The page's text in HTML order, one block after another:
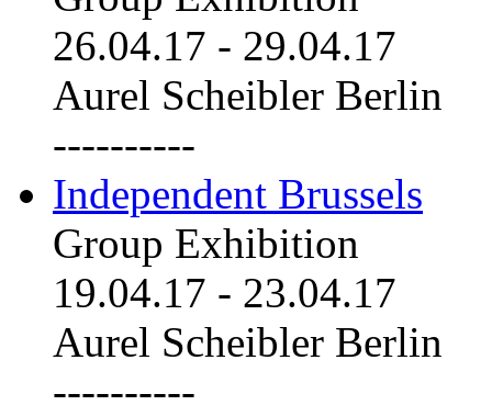
26.04.17 - 29.04.17
Aurel Scheibler Berlin
----------
Independent Brussels
Group Exhibition
19.04.17 - 23.04.17
Aurel Scheibler Berlin
----------